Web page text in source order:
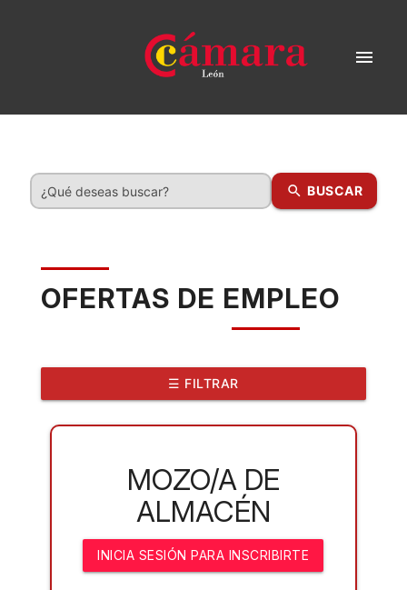
menu
search BUSCAR
OFERTAS DE EMPLEO
☰ FILTRAR
MOZO/A DE
ALMACÉN
INICIA SESIÓN PARA INSCRIBIRTE